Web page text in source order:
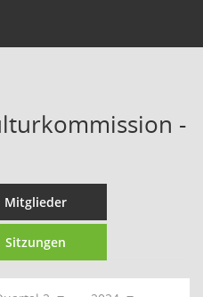
-
Mitglieder
Sitzungen